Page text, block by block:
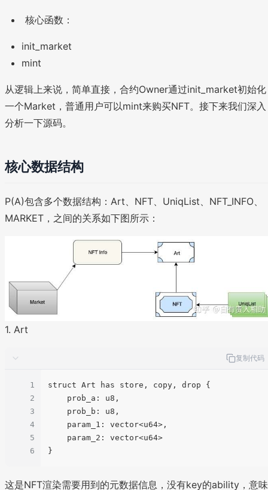
核心函数：
init_market
mint
从逻辑上来说，简单直接，合约Owner通过init_market初始化
一个Market，普通用户可以mint来购买NFT。接下来我们深入
分析一下源码。
核心数据结构
P(A)包含多个数据结构：Art、NFT、UniqList、NFT_INFO、
MARKET，之间的关系如下图所示：
1. Art
复制代码
1
2
3
4
5
6
struct Art has store, copy, drop {
这是NFT渲染需要用到的元数据信息，没有key的ability，意味